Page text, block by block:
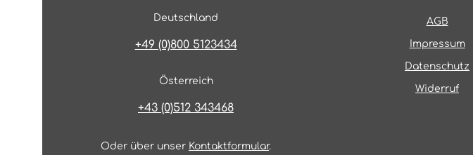
Deutschland
+49 (0)800 5123434
Österreich
+43 (0)512 343468
Oder über unser Kontaktformular.
AGB
Impressum
Datenschutz
Widerruf